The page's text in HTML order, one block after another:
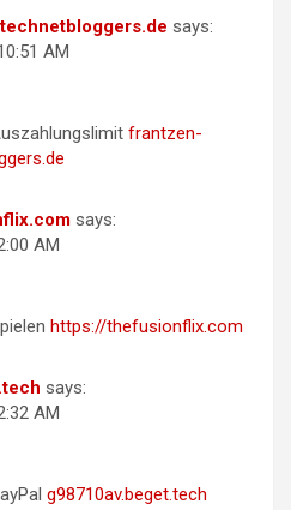
says:
AM
frantzen-
says:
AM
https://thefusionflix.com
says:
AM
g98710av.beget.tech